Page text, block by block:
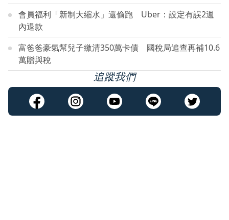
會員福利「新制大縮水」還偷跑 Uber：設定有誤2週
內退款
富爸爸豪氣幫兒子繳清350萬卡債 國稅局追查再補10.6
萬贈與稅
追蹤我們